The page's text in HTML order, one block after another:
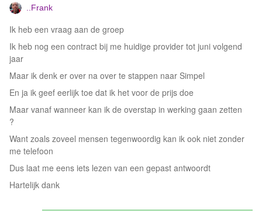
..Frank
Ik heb een vraag aan de groep
Ik heb nog een contract bij me huidige provider tot juni volgend
jaar
Maar ik denk er over na over te stappen naar Simpel
En ja ik geef eerlijk toe dat ik het voor de prijs doe
Maar vanaf wanneer kan ik de overstap in werking gaan zetten
?
Want zoals zoveel mensen tegenwoordig kan ik ook niet zonder
me telefoon
Dus laat me eens iets lezen van een gepast antwoordt
Hartelijk dank